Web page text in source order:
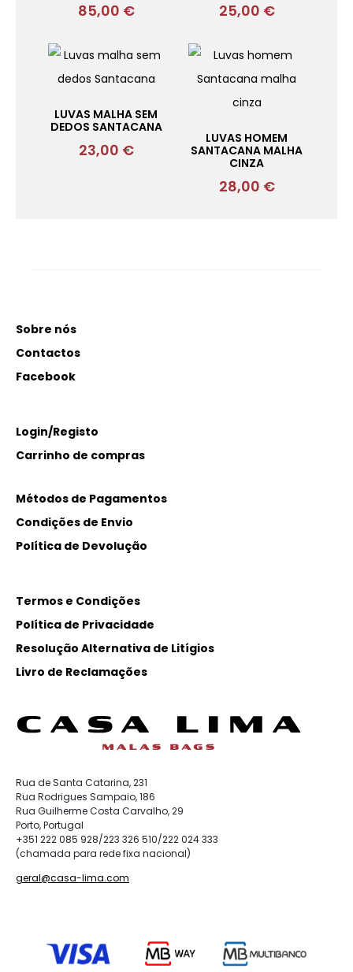
85,00 € 25,00 €
LUVAS MALHA SEM
DEDOS SANTACANA
23,00 €
LUVAS HOMEM
SANTACANA MALHA
CINZA
28,00 €
Sobre nós
Contactos
Facebook
Login/Registo
Carrinho de compras
Métodos de Pagamentos
Condições de Envio
Política de Devolução
Termos e Condições
Política de Privacidade
Resolução Alternativa de Litígios
Livro de Reclamações
Rua de Santa Catarina, 231
Rua Rodrigues Sampaio, 186
Rua Guilherme Costa Carvalho, 29
Porto, Portugal
+351 222 085 928/223 326 510/222 024 333
(chamada para rede fixa nacional)
geral@casa-lima.com